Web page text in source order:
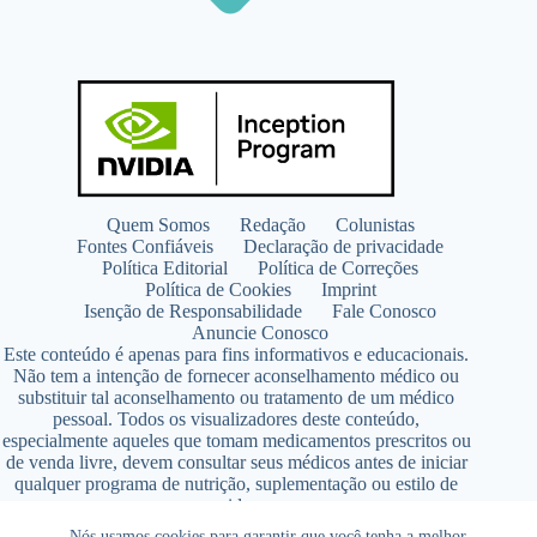
Quem Somos Redação
Colunistas
Fontes Confiáveis
Declaração de privacidade
Política Editorial
Política de Correções
Política de Cookies
Imprint
Isenção de Responsabilidade
Fale Conosco
Anuncie Conosco
Este conteúdo é apenas para fins informativos e educacionais.
Não tem a intenção de fornecer aconselhamento médico ou
substituir tal aconselhamento ou tratamento de um médico
pessoal. Todos os visualizadores deste conteúdo,
especialmente aqueles que tomam medicamentos prescritos ou
de venda livre, devem consultar seus médicos antes de iniciar
qualquer programa de nutrição, suplementação ou estilo de
vida.